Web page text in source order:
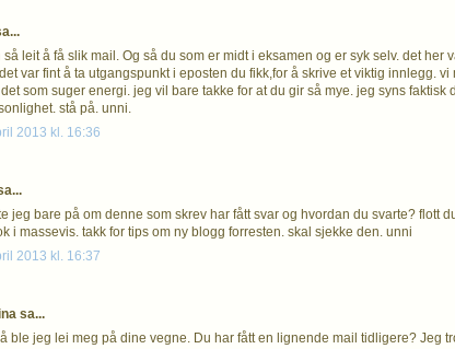
så leit å få slik mail. Og så du som er midt i eksamen og er syk selv. det her
var fint å ta utgangspunkt i eposten du fikk,for å skrive et viktig innlegg.
som suger energi. jeg vil bare takke for at du gir så mye. jeg syns faktisk
stå på. unni.
2013 kl. 16:36
jeg bare på om denne som skrev har fått svar og hvordan du svarte? flott
i massevis. takk for tips om ny blogg forresten. skal sjekke den. unni
2013 kl. 16:37
sa...
ble jeg lei meg på dine vegne. Du har fått en lignende mail tidligere? Jeg